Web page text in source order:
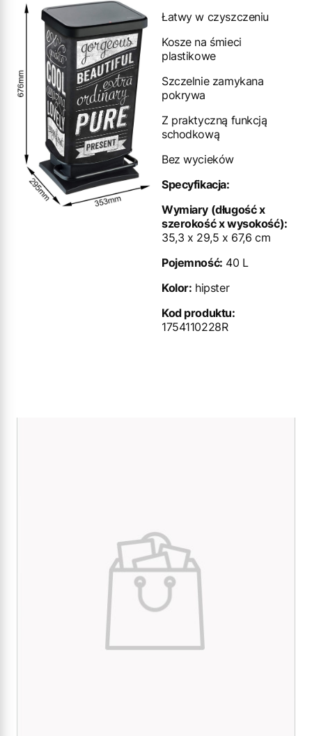
Łatwy w czyszczeniu
Kosze na śmieci
plastikowe
Szczelnie zamykana
pokrywa
Z praktyczną funkcją
schodkową
Bez wycieków
Specyfikacja:
Wymiary (długość x
szerokość x wysokość):
35,3 x 29,5 x 67,6 cm
Pojemność: 40 L
Kolor: hipster
Kod produktu:
1754110228R